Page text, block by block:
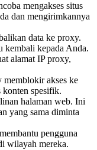
mengakses situs
dan mengirimkannya
data ke proxy.
kembali kepada Anda.
alamat IP proxy,
memblokir akses ke
konten spesifik.
halaman web. Ini
yang sama diminta
pengguna
wilayah mereka.